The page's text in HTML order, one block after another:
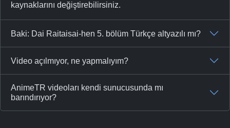
kaynaklarını değiştirebilirsiniz.
Baki: Dai Raitaisai-hen 5. bölüm Türkçe altyazılı mı?
Video açılmıyor, ne yapmalıyım?
AnimeTR videoları kendi sunucusunda mı
barındırıyor?